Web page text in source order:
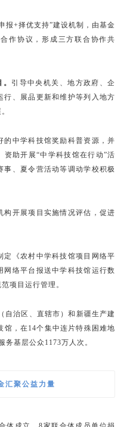
报+择优支持”建设机制，由基金
作协议，形成三方联合协作共
引导中央机关、地方政府、企
行、展品更新和维护等列入地方
的中学科技馆奖励科普资源，并
助开展“中学科技馆在行动”活
、夏令营活动等调动学校积极
构开展项目实施情况评估，促进
定《农村中学科技馆项目网络平
网络平台报送中学科技馆运行数
项目运行管理。
自治区、直辖市）和新疆生产建
馆，在14个集中连片特殊困难地
务基层公众1173万人次。
汇聚公益力量